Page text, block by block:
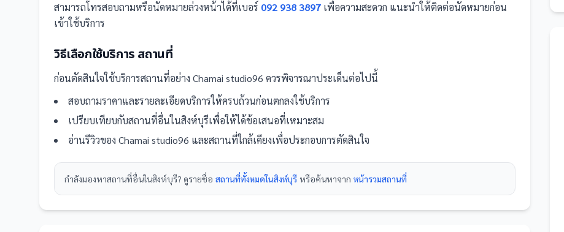
สามารถโทรสอบถามหรือนัดหมายล่วงหน้าได้ที่เบอร์ 092 938 3897 เพื่อความสะดวก แนะนำให้ติดต่อนัดหมายก่อน
เข้าใช้บริการ
วิธีเลือกใช้บริการ สถานที่
ก่อนตัดสินใจใช้บริการสถานที่อย่าง Chamai studio96 ควรพิจารณาประเด็นต่อไปนี้
สอบถามราคาและรายละเอียดบริการให้ครบถ้วนก่อนตกลงใช้บริการ
เปรียบเทียบกับสถานที่อื่นในสิงห์บุรีเพื่อให้ได้ข้อเสนอที่เหมาะสม
อ่านรีวิวของ Chamai studio96 และสถานที่ใกล้เคียงเพื่อประกอบการตัดสินใจ
กำลังมองหาสถานที่อื่นในสิงห์บุรี? ดูรายชื่อ สถานที่ทั้งหมดในสิงห์บุรี หรือค้นหาจาก หน้ารวมสถานที่